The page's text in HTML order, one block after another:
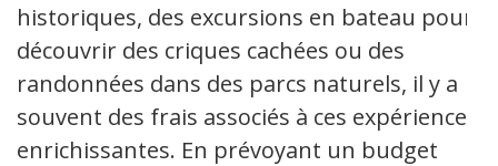
historiques, des excursions en bateau pour
découvrir des criques cachées ou des
randonnées dans des parcs naturels, il y a
souvent des frais associés à ces expériences
enrichissantes. En prévoyant un budget